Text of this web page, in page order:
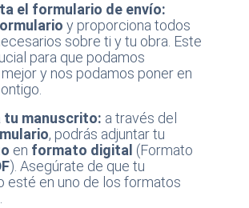
el formulario de envío:
y proporciona todos
sobre ti y tu obra. Este
para que podamos
y nos podamos poner en
tu manuscrito: a través del
, podrás adjuntar tu
en formato digital (Formato
). Asegúrate de que tu
esté en uno de los formatos